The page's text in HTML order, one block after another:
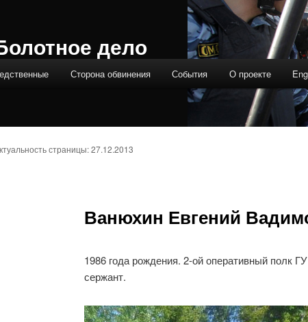
дело
Сторона обвинения События О проекте
Ванюхин Евгений
страницы: 27.12.2013
1986 года рождения. 2-ой оперативный полк
сержант.